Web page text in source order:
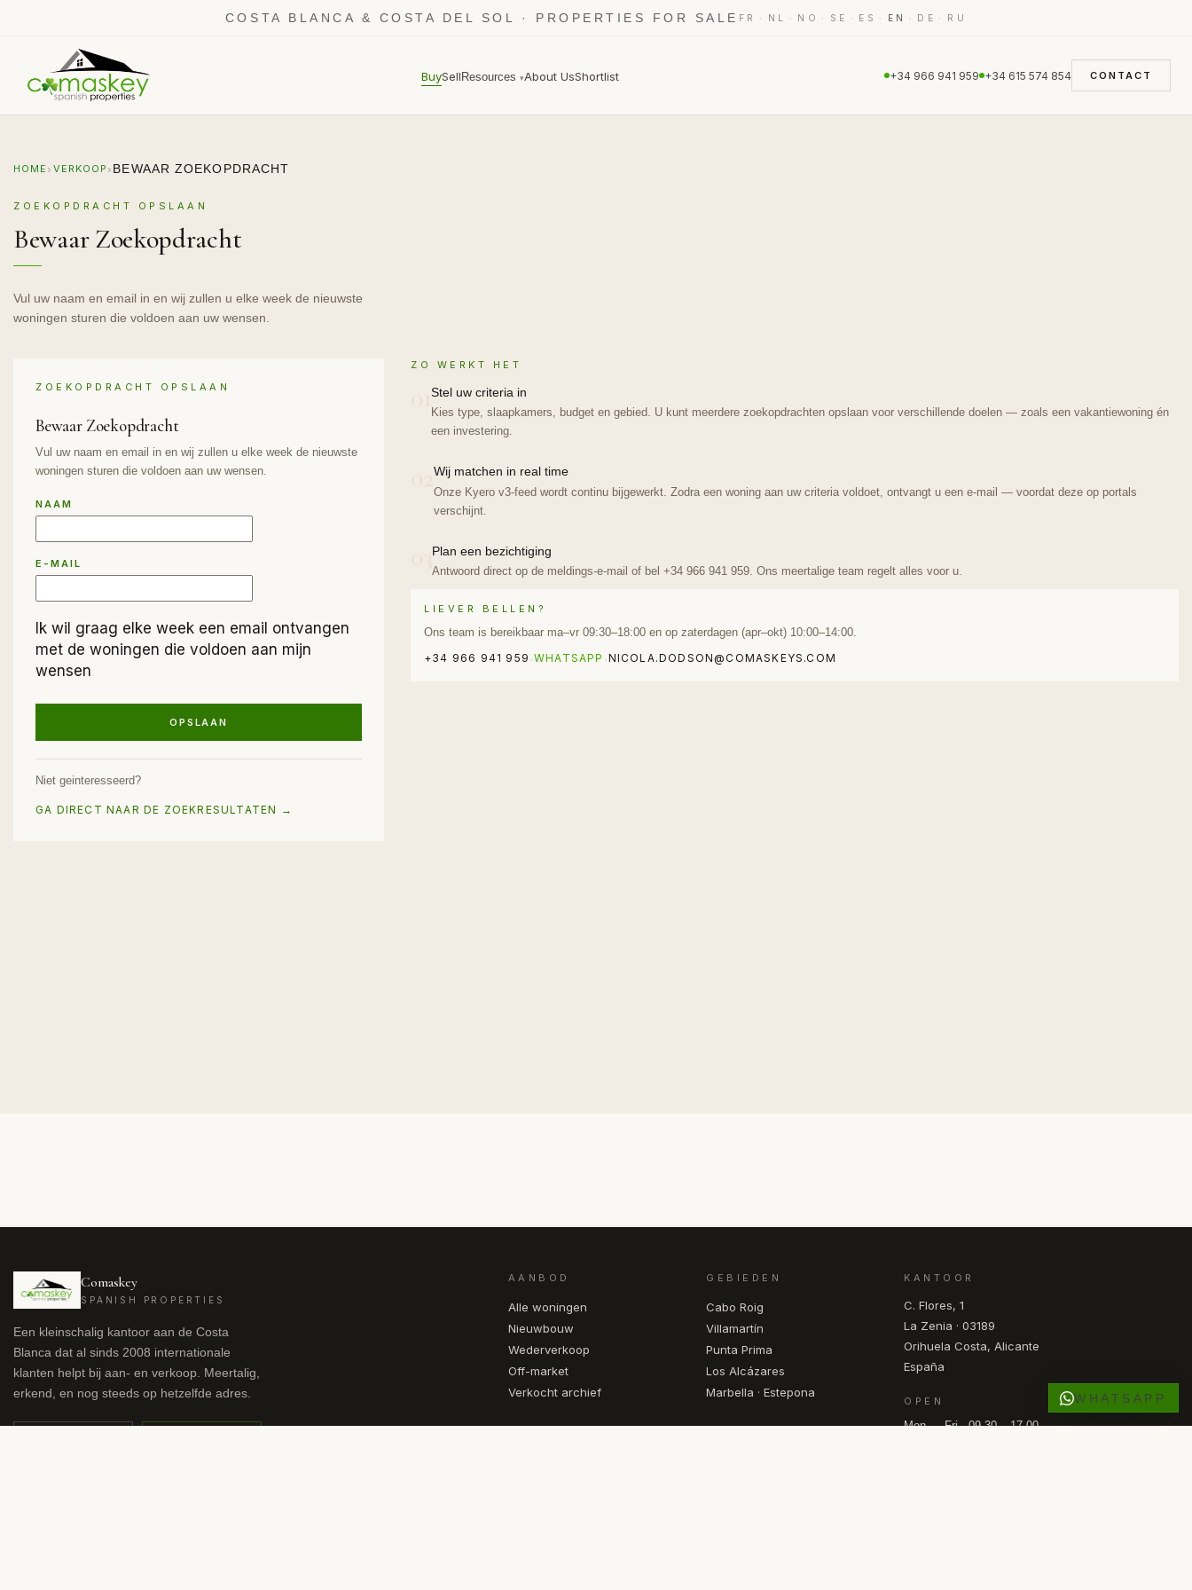
COSTA BLANCA & COSTA DEL SOL · PROPERTIES FOR SALE FR · NL · NO · SE · ES · EN · DE · RU
BuySellResources▾About UsShortlist +34 966 941 959 +34 615 574 854 CONTACT
HOME › VERKOOP ›BEWAAR ZOEKOPDRACHT
ZOEKOPDRACHT OPSLAAN
Bewaar Zoekopdracht
Vul uw naam en email in en wij zullen u elke week de nieuwste
woningen sturen die voldoen aan uw wensen.
ZOEKOPDRACHT OPSLAAN
Bewaar Zoekopdracht
Vul uw naam en email in en wij zullen u elke week de nieuwste
woningen sturen die voldoen aan uw wensen.
NAAM
E-MAIL
Ik wil graag elke week een email ontvangen
met de woningen die voldoen aan mijn
wensen
OPSLAAN
Niet geinteresseerd?
GA DIRECT NAAR DE ZOEKRESULTATEN →
ZO WERKT HET
01Stel uw criteria in
Kies type, slaapkamers, budget en gebied. U kunt meerdere zoekopdrachten opslaan voor verschillende doelen — zoals een vakantiewoning én
een investering.
02Wij matchen in real time
Onze Kyero v3-feed wordt continu bijgewerkt. Zodra een woning aan uw criteria voldoet, ontvangt u een e-mail — voordat deze op portals
verschijnt.
Plan een bezichtiging
Antwoord direct op de meldings-e-mail of bel +34 966 941 959. Ons meertalige team regelt alles voor u.
LIEVER BELLEN?
Ons team is bereikbaar ma–vr 09:30–18:00 en op zaterdagen (apr–okt) 10:00–14:00.
+34 966 941 959 ·WHATSAPP ·NICOLA.DODSON@COMASKEYS.COM
Comaskey
SPANISH PROPERTIES
Een kleinschalig kantoor aan de Costa
Blanca dat al sinds 2008 internationale
klanten helpt bij aan- en verkoop. Meertalig,
erkend, en nog steeds op hetzelfde adres.
AANBOD
Alle woningen
Nieuwbouw
Wederverkoop
Off-market
Verkocht archief
GEBIEDEN
Cabo Roig
Villamartín
Punta Prima
Los Alcázares
Marbella · Estepona
KANTOOR
C. Flores, 1
La Zenia · 03189
Orihuela Costa, Alicante
España
OPEN
Mon — Fri · 09.30 – 17.00
WHATSAPP